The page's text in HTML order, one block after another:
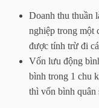
Doanh thu thuần
nghiệp trong một
được tính trừ đi
Vốn lưu động
bình trong 1 chu
thì vốn bình quân